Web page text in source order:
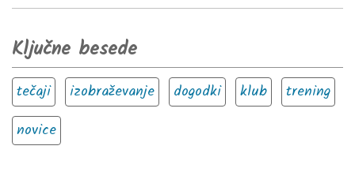
Ključne besede
tečaji izobraževanje dogodki klub
trening
novice